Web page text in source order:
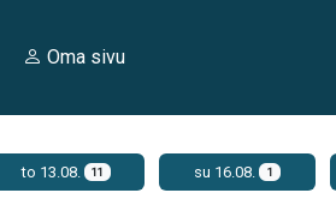
Oma sivu
to 13.08. 11 su 16.08. 1